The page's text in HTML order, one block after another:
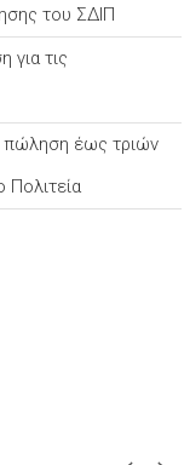
του ΣΔΙΠ
για τις
έως τριών
Πολιτεία